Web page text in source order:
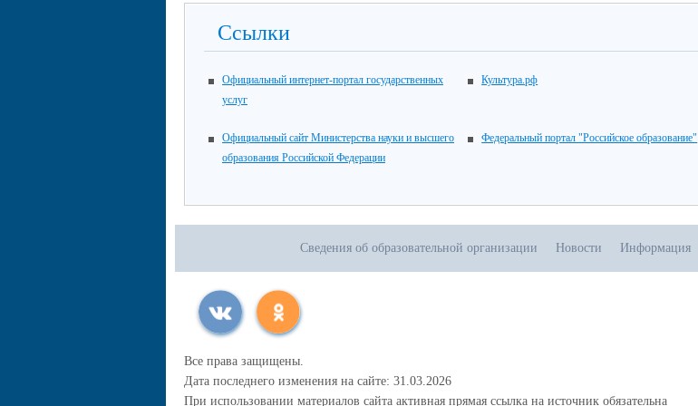
Ссылки
Официальный интернет-портал государственных
услуг
Культура.рф
Официальный сайт Министерства науки и высшего
образования Российской Федерации
Федеральный портал "Российское образование"
Сведения об образовательной организации Новости Информация
Все права защищены.
Дата последнего изменения на сайте: 31.03.2026
При использовании материалов сайта активная прямая ссылка на источник обязательна